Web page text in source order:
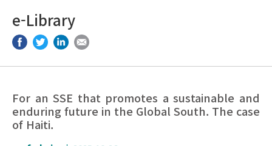
e-Library
For an SSE that promotes a sustainable and
enduring future in the Global South. The case
of Haiti.